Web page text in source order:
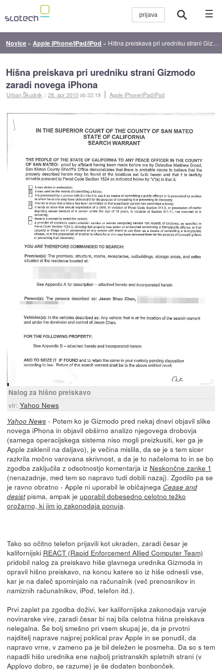
☰
Novice » Apple iPhone/iPad/iPod » Hišna preiskava pri uredniku strani Gizmodo zaradi novega iPhona
Hišna preiskava pri uredniku strani Gizmodo
zaradi novega iPhona
Urban Škudnik ::28. apr 2010ob 22:19 Apple iPhone/iPad/iPod
Nalog za hišno preiskavo
vir: Yahoo News
Yahoo News- Potem ko je Gizmodo pred nekaj dnevi objavil slike
novega iPhona in objavil obširno analizo njegovega drobovja
(samega operacijskega sistema niso mogli preizkusiti, ker ga je
Apple zaklenil na daljavo), je večina mislila, da se je s tem sicer
razkrila močno varovana skrivnost, a da je to načeloma to in se bo
zgodba zaključila z odsotnostjo komentarja iz Neskončne zanke 1
(nenazadnje, med tem so napravo tudi dobili nazaj). Zgodilo pa se
je ravno obratno - Apple ni uporabil le običajnega Cease and
desistpisma, ampak je uporabil dobesedno celotno težko
orožarno, ki jim jo zakonodaja ponuja.
Tako so očitno telefon prijavili kot ukraden, zaradi česar je
kalifornijski REACT (Rapid Enforcement Allied Computer Team)
pridobil nalog za preiskavo hiše glavnega urednika Gizmoda in
opravil hišno preiskavo, na koncu katere so iz hiše odnesli vse,
kar je na daleč spominjalo na računalnik (več prenosnikov in
namiznih računalnikov, iPod, telefon itd.).
Prvi zaplet pa zgodba doživi, ker kalifornijska zakonodaja varuje
novinarske vire, zaradi česar bi naj bila celotna hišna preiskava
nelegalna. Še bolj smešno pri vsem skupaj je, da je prvotni
najditelj naprave najprej poklical prav Apple in se ponudil, da
napravo vrne, v zameno pa je bil deležen le posmeha. Da so s tem
napadli hišo urednika ene najbolj pristranskih spletnih strani (v
Applovo dobro, se razume) je še dodaten bonbonček.